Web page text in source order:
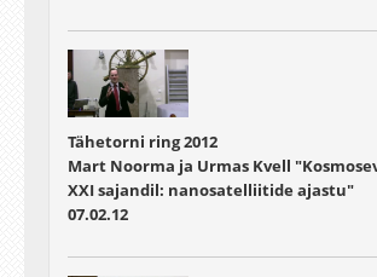
Tähetorni ring 2012
Mart Noorma ja Urmas Kvell
XXI sajandil: nanosatelliitide ajastu"
07.02.12